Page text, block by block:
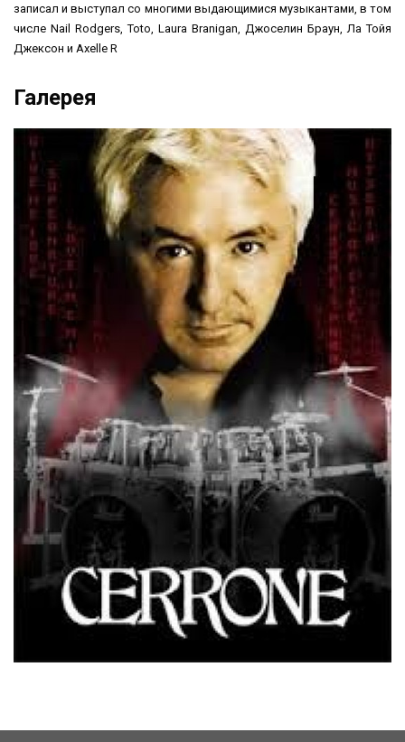
записал и выступал со многими выдающимися музыкантами, в том
числе Nail Rodgers, Тоtо, Laura Branigan, Джоселин Браун, Ла Тойя
Джексон и Axelle R
Галерея